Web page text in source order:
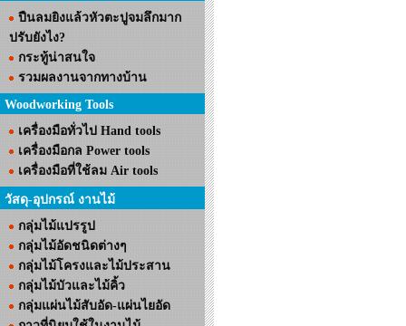
ปืนลมยิงแล้วหัวตะปูจมลึกมาก
ปรับยังไง?
กระทู้น่าสนใจ
รวมผลงานจากทางบ้าน
Woodworking Tools
เครื่องมือทั่วไป Hand tools
เครื่องมือกล Power tools
เครื่องมือที่ใช้ลม Air tools
วัสดุ-อุปกรณ์ งานไม้
กลุ่มไม้แปรรูป
กลุ่มไม้อัดชนิดต่างๆ
กลุ่มไม้โครงและไม้ประสาน
กลุ่มไม้บัวและไม้คิ้ว
กลุ่มแผ่นไม้สับอัด-แผ่นไยอัด